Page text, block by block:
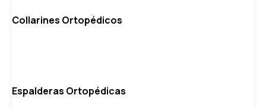
Collarines Ortopédicos
Espalderas Ortopédicas